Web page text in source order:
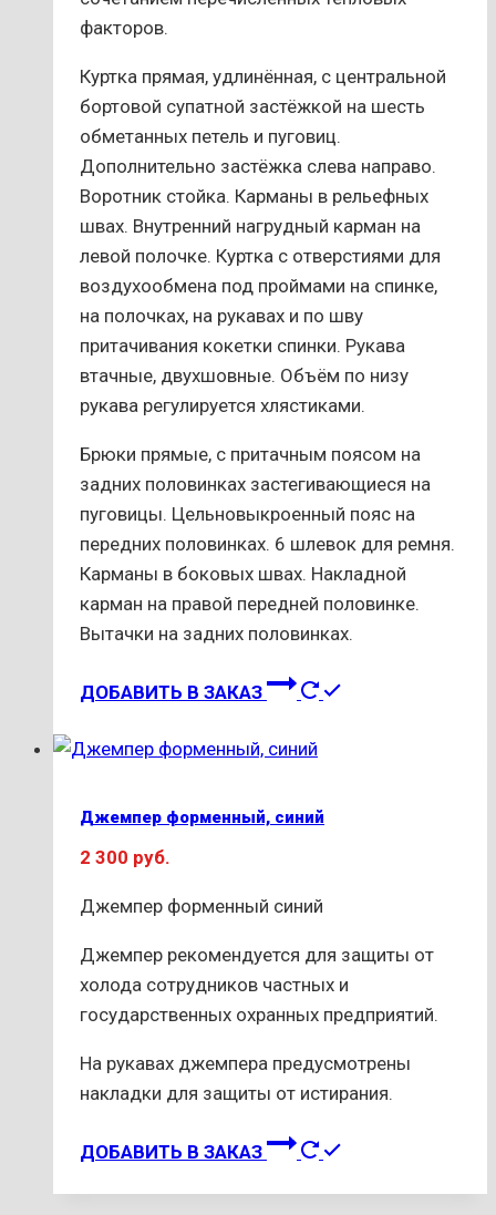
факторов.
Куртка прямая, удлинённая, с центральной
бортовой супатной застёжкой на шесть
обметанных петель и пуговиц.
Дополнительно застёжка слева направо.
Воротник стойка. Карманы в рельефных
швах. Внутренний нагрудный карман на
левой полочке. Куртка с отверстиями для
воздухообмена под проймами на спинке,
на полочках, на рукавах и по шву
притачивания кокетки спинки. Рукава
втачные, двухшовные. Объём по низу
рукава регулируется хлястиками.
Брюки прямые, с притачным поясом на
задних половинках застегивающиеся на
пуговицы. Цельновыкроенный пояс на
передних половинках. 6 шлевок для ремня.
Карманы в боковых швах. Накладной
карман на правой передней половинке.
Вытачки на задних половинках.
ДОБАВИТЬ В ЗАКАЗ
Этот
странице
товара.
Джемпер форменный, синий
2 300 руб.
Джемпер форменный синий
Джемпер рекомендуется для защиты от
холода сотрудников частных и
государственных охранных предприятий.
На рукавах джемпера предусмотрены
накладки для защиты от истирания.
ДОБАВИТЬ В ЗАКАЗ
Этот
имеет